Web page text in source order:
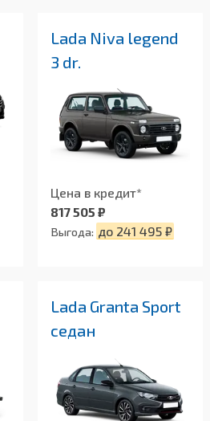
Lada Niva legend
3 dr.
Цена в кредит*
817 505 ₽
Выгода: до 241 495 ₽
Lada Granta Sport
седан